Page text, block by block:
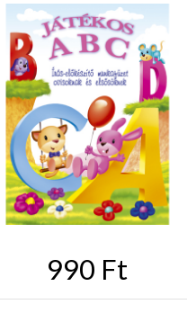
990 Ft